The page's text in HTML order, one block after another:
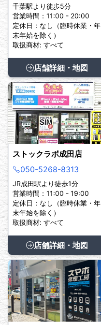
千葉駅より徒歩5分
営業時間：11:00 - 20:00
定休日：なし（臨時休業・年
末年始を除く）
取扱商材: すべて
店舗詳細・地図
ストックラボ成田店
050-5268-8313
JR成田駅より徒歩1分
営業時間：11:00 - 19:00
定休日：なし（臨時休業・年
末年始を除く）
取扱商材: すべて
店舗詳細・地図